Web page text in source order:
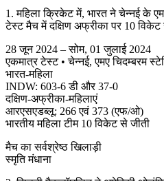
1. महिला क्रिकेट में, भारत ने चेन्नई के
टेस्ट मैच में दक्षिण अफ्रीका पर 10 विकेट
28 जून 2024 – सोम, 01 जुलाई 2024
एकमात्र टेस्ट • चेन्नई, एमए चिदम्बरम
भारत-महिला
INDW: ​​603-6 डी और 37-0
दक्षिण-अफ्रीका-महिलाएं
आरएसएडब्लू: 266 एवं 373 (एफ/ओ)
भारतीय महिला टीम 10 विकेट से जीती
मैच का सर्वश्रेष्ठ खिलाड़ी
स्मृति मंधाना